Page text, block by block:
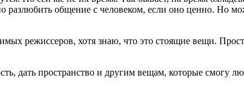
общение с человеком, если оно ценно. Но
режиссеров, хотя знаю, что это стоящие вещи.
дать пространство и другим вещам, которые